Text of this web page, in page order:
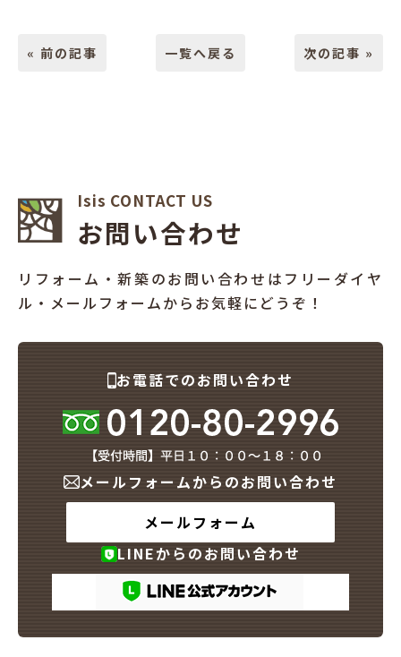
« 前の記事 一覧へ戻る 次の記事 »
Isis CONTACT US
お問い合わせ
リフォーム・新築のお問い合わせはフリーダイヤ
ル・メールフォームからお気軽にどうぞ！
お電話でのお問い合わせ
メールフォームからのお問い合わせ
メールフォーム
LINEからのお問い合わせ